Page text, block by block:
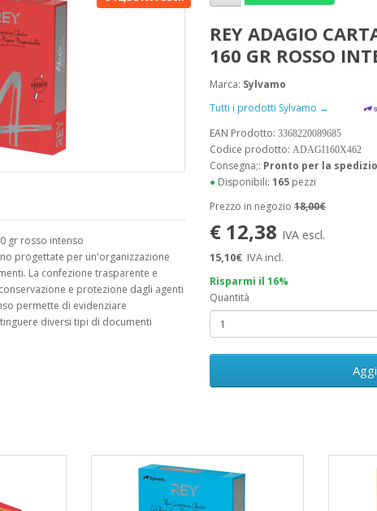
gr rosso intenso
progettate per un'organizzazione
La confezione trasparente e
e protezione dagli agenti
permette di evidenziare
diversi tipi di documenti
REY ADAGIO
160 GR ROSSO
Marca: Sylvamo
Tutti i prodotti Sylvamo →
EAN Prodotto:3368220089685
Codice prodotto:ADAGI160X462
Consegna;: Pronto per la
● Disponibili:165 pezzi
Prezzo in negozio18,00€
€ 12,38 IVA escl.
15,10€ IVA incl.
Risparmi il 16%
Quantità